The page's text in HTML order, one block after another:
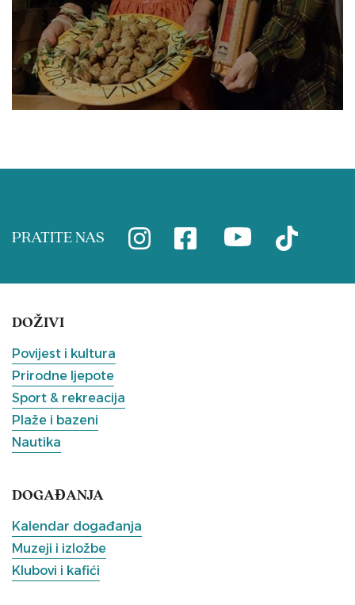
PRATITE NAS
DOŽIVI
Povijest i kultura
Prirodne ljepote
Sport & rekreacija
Plaže i bazeni
Nautika
DOGAĐANJA
Kalendar događanja
Muzeji i izložbe
Klubovi i kafići